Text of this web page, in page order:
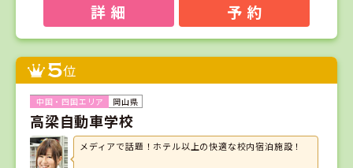
詳 細 予 約
5位
岡山県
高梁自動車学校
メディアで話題！ホテル以上の快適な校内宿泊施設！